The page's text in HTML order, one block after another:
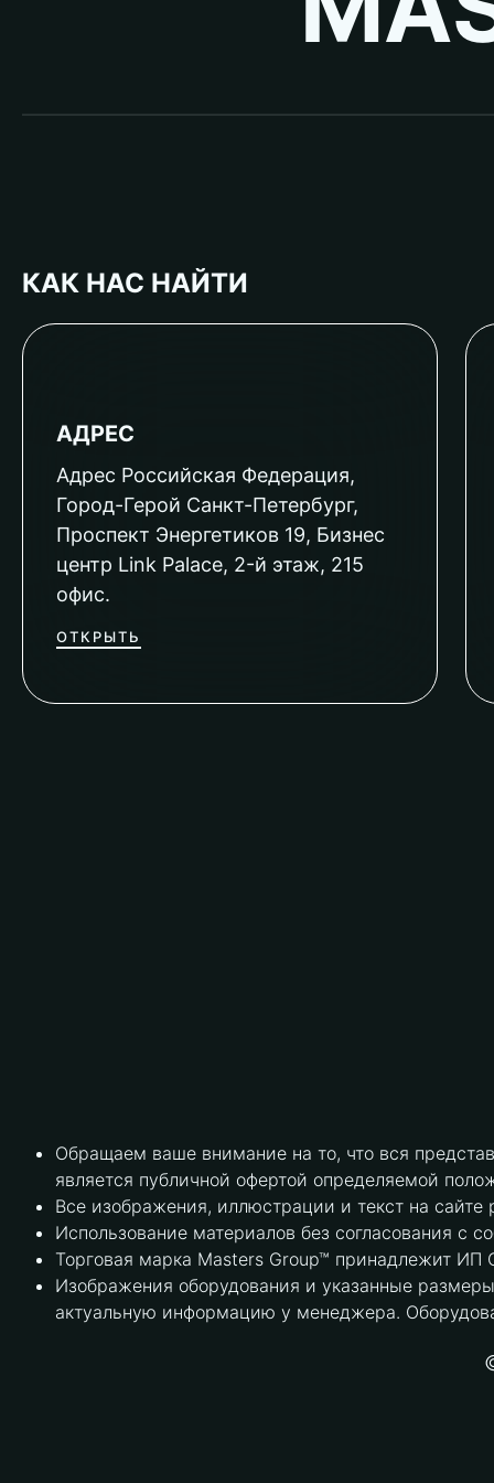
КАК НАС НАЙТИ
АДРЕС
Адрес Российская Федерация,
Город-Герой Санкт-Петербург,
Проспект Энергетиков 19, Бизнес
центр Link Palace, 2-й этаж, 215
офис.
ОТКРЫТЬ
Обращаем ваше внимание на то, что вся
является публичной офертой определяемой
Все изображения, иллюстрации и текст на
Использование материалов без согласования с
Торговая марка Masters Group™ принадлежит ИП
Изображения оборудования и указанные
актуальную информацию у менеджера.